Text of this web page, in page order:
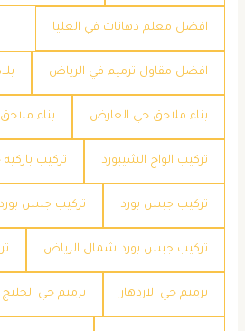
افضل معلم دهانات في العليا
افضل مقاول ترميم في الرياض
بناء ملاحق حي العارض بناء
تركيب الواح الشيبورد تركيب
تركيب جبس بورد تركيب جبس
تركيب جبس بورد شمال الرياض
ترميم حي الازدهار ترميم حي الخليج